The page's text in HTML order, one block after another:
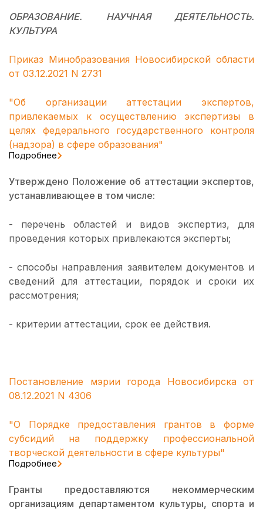
ОБРАЗОВАНИЕ. НАУЧНАЯ ДЕЯТЕЛЬНОСТЬ.
КУЛЬТУРА
Приказ Минобразования Новосибирской области
от 03.12.2021 N 2731
"Об организации аттестации экспертов,
привлекаемых к осуществлению экспертизы в
целях федерального государственного контроля
(надзора) в сфере образования"
Подробнее
Утверждено Положение об аттестации экспертов,
устанавливающее в том числе:
- перечень областей и видов экспертиз, для
проведения которых привлекаются эксперты;
- способы направления заявителем документов и
сведений для аттестации, порядок и сроки их
рассмотрения;
- критерии аттестации, срок ее действия.
Постановление мэрии города Новосибирска от
08.12.2021 N 4306
"О Порядке предоставления грантов в форме
субсидий на поддержку профессиональной
творческой деятельности в сфере культуры"
Подробнее
Гранты предоставляются некоммерческим
организациям департаментом культуры, спорта и